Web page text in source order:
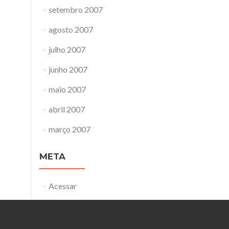
setembro 2007
agosto 2007
julho 2007
junho 2007
maio 2007
abril 2007
março 2007
META
Acessar